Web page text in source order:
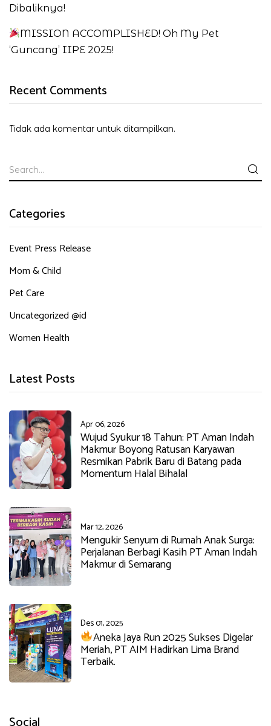
Dibaliknya!
MISSION ACCOMPLISHED! Oh My Pet
‘Guncang’ IIPE 2025!
Recent Comments
Tidak ada komentar untuk ditampilkan.
Categories
Event Press Release
Mom & Child
Pet Care
Uncategorized @id
Women Health
Latest Posts
Apr 06, 2026
Wujud Syukur 18 Tahun: PT Aman Indah
Makmur Boyong Ratusan Karyawan
Resmikan Pabrik Baru di Batang pada
Momentum Halal Bihalal
Mar 12, 2026
Mengukir Senyum di Rumah Anak Surga:
Perjalanan Berbagi Kasih PT Aman Indah
Makmur di Semarang
Des 01, 2025
Aneka Jaya Run 2025 Sukses Digelar
Meriah, PT AIM Hadirkan Lima Brand
Terbaik.